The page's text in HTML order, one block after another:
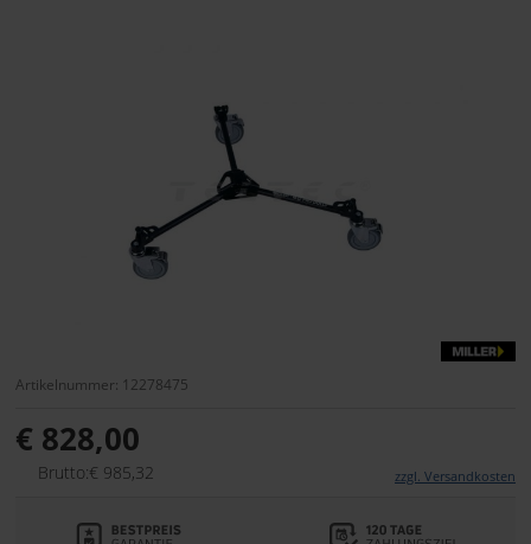
Artikelnummer: 12278475
€ 828,00
Brutto:€ 985,32 zzgl. Versandkosten